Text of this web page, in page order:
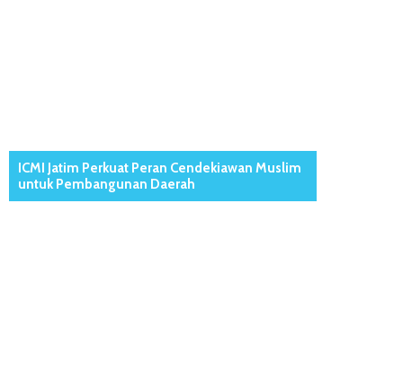
ICMI Jatim Perkuat Peran Cendekiawan Muslim
untuk Pembangunan Daerah